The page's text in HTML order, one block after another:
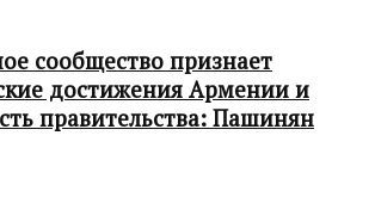
сообщество признает
достижения Армении и
правительства: Пашинян